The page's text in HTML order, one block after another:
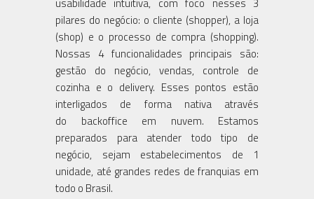
pilares do negócio: o cliente (shopper), a loja
(shop) e o processo de compra (shopping).
Nossas 4 funcionalidades principais são:
gestão do negócio, vendas, controle de
cozinha e o delivery. Esses pontos estão
interligados de forma nativa através
do backoffice em nuvem. Estamos
preparados para atender todo tipo de
negócio, sejam estabelecimentos de 1
unidade, até grandes redes de franquias em
todo o Brasil.